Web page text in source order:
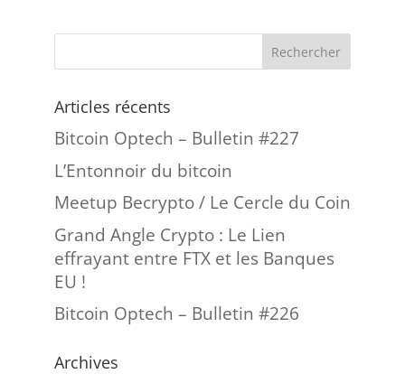
Articles récents
Bitcoin Optech – Bulletin #227
L’Entonnoir du bitcoin
Meetup Becrypto / Le Cercle du Coin
Grand Angle Crypto : Le Lien
effrayant entre FTX et les Banques
EU !
Bitcoin Optech – Bulletin #226
Archives